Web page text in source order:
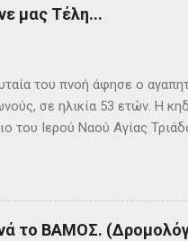
μας Τέλη...
του πνοή άφησε ο
σε ηλικία 53 ετών. Η
του Ιερού Ναού Αγίας
το ΒΑΜΟΣ.